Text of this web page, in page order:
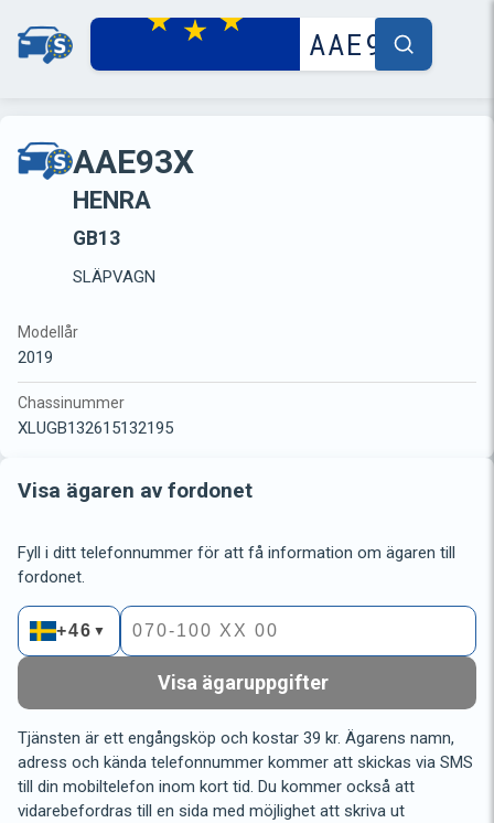
AAE93X
HENRA
GB13
SLÄPVAGN
Modellår
2019
Chassinummer
XLUGB132615132195
Visa ägaren av fordonet
Fyll i ditt telefonnummer för att få information om ägaren till
fordonet.
+46 ▼
Visa ägaruppgifter
Tjänsten är ett engångsköp och kostar 39 kr. Ägarens namn,
adress och kända telefonnummer kommer att skickas via SMS
till din mobiltelefon inom kort tid. Du kommer också att
vidarebefordras till en sida med möjlighet att skriva ut